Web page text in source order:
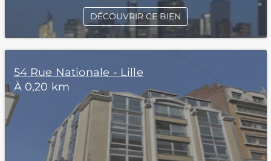
DÉCOUVRIR CE BIEN
54 Rue Nationale - Lille
À 0,20 km